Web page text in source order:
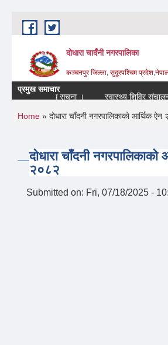
Skip to main content
दोधारा चादँनी नगरपालिका
कञ्चनपुर जिल्ला, सुदूरपश्चिम
प्रमुख समाचार
रहने सम्बन्धि सूचना ।
स्वास्थ्य शिविर संचालन
You are here
Home » दोधारा चाँदनी नगरपालिकाको आर्थिक ऐन
दोधारा चाँदनी नगरपालिकाको
२०८२
Submitted on: Fri, 07/18/2025 -